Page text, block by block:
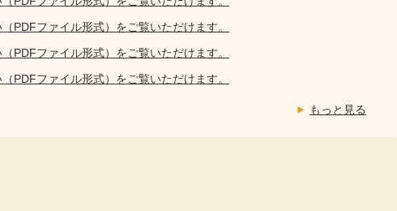
PDFファイル形式）をご覧いただけます。
PDFファイル形式）をご覧いただけます。
PDFファイル形式）をご覧いただけます。
もっと見る